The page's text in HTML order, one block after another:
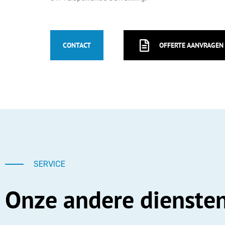
CONTACT OFFERTE AANVRAGEN
SERVICE
Onze andere